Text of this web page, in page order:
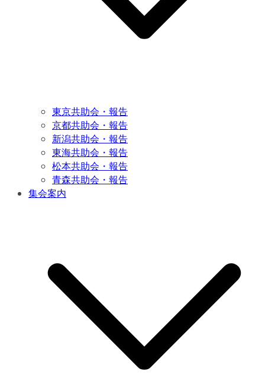
東京共助会・報告
京都共助会・報告
新潟共助会・報告
東海共助会・報告
松本共助会・報告
青森共助会・報告
集会案内